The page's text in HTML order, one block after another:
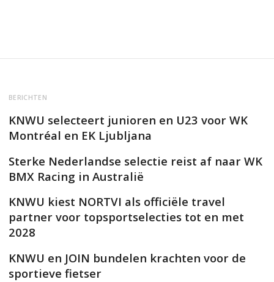
BERICHTEN
KNWU selecteert junioren en U23 voor WK
Montréal en EK Ljubljana
Sterke Nederlandse selectie reist af naar WK
BMX Racing in Australië
KNWU kiest NORTVI als officiële travel
partner voor topsportselecties tot en met
2028
KNWU en JOIN bundelen krachten voor de
sportieve fietser